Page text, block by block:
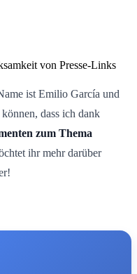
ist Emilio García und
dass ich dank
zum Thema
ihr mehr darüber